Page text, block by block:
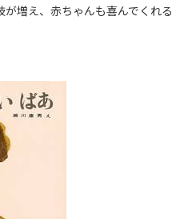
増え、赤ちゃんも喜んでくれる